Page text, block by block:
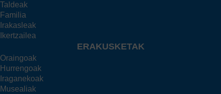
Taldeak
Familia
Irakasleak
Ikertzailea
ERAKUSKETAK
Oraingoak
Hurrengoak
Iraganekoak
Musealiak